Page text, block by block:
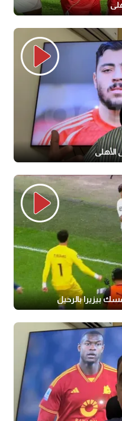
الأهلي
بيزيرا بالرحيل